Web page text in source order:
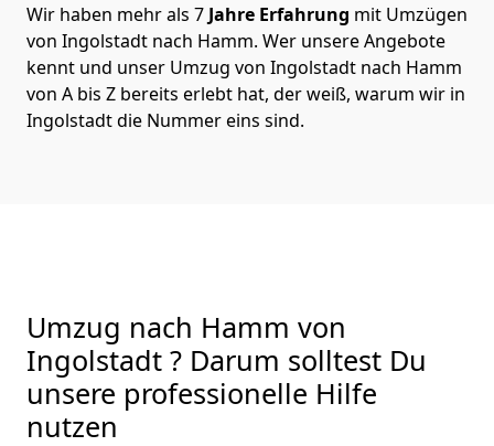
Wir haben mehr als 7 Jahre Erfahrung mit Umzügen
von Ingolstadt nach Hamm. Wer unsere Angebote
kennt und unser Umzug von Ingolstadt nach Hamm
von A bis Z bereits erlebt hat, der weiß, warum wir in
Ingolstadt die Nummer eins sind.
Umzug nach Hamm von
Ingolstadt ? Darum solltest Du
unsere professionelle Hilfe
nutzen